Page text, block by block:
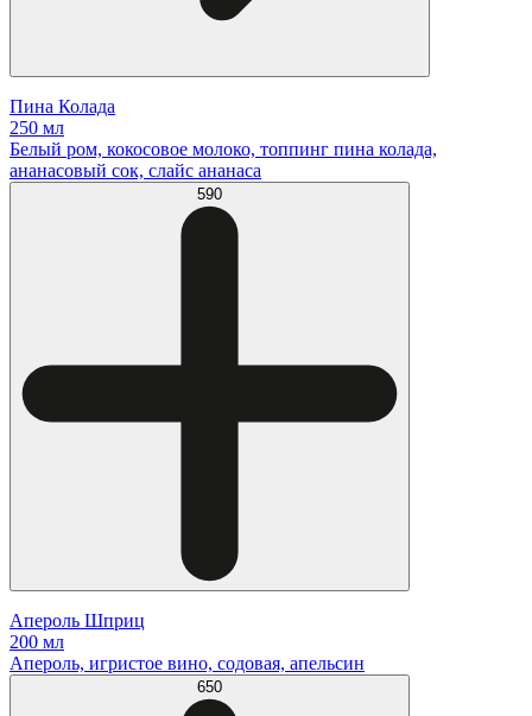
Пина Колада
250 мл
Белый ром, кокосовое молоко, топпинг пина колада,
ананасовый сок, слайс ананаса
590
Апероль Шприц
200 мл
Апероль, игристое вино, содовая, апельсин
650